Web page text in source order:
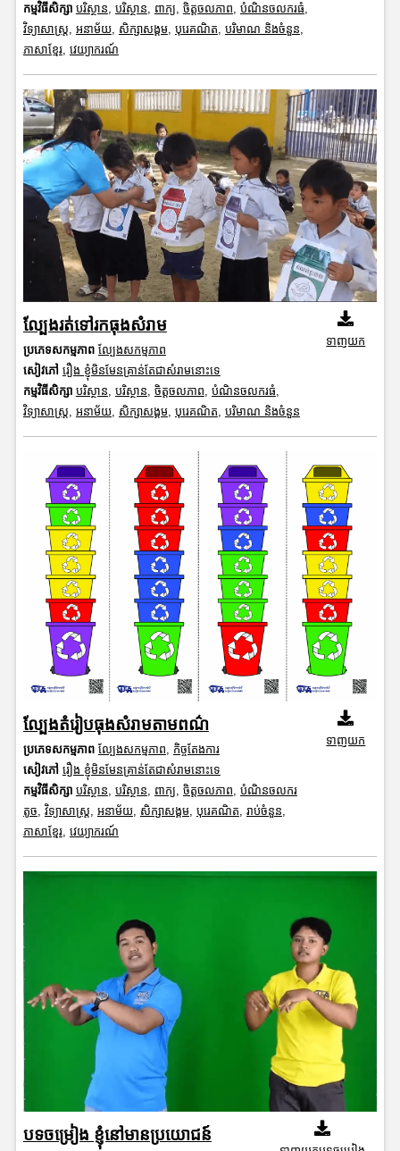
កម្មវិធីសិក្សា បរិស្ថាន, បរិស្ថាន, ពាក្យ, ចិត្តចលភាព, បំណិនចលករធំ,
វិទ្យាសាស្រ្ត, អនាម័យ, សិក្សាសង្គម, បុរេគណិត, បរិមាណ និងចំនួន,
ភាសាខ្មែរ, វេយ្យាករណ៍
ល្បែងរត់ទៅរកធុងសំរាម
ប្រភេទសកម្មភាព ល្បែងសកម្មភាព
សៀវភៅ រឿង ខ្ញុំមិនមែនគ្រាន់តែជាសំរាមនោះទេ
កម្មវិធីសិក្សា បរិស្ថាន, បរិស្ថាន, ចិត្តចលភាព, បំណិនចលករធំ,
វិទ្យាសាស្រ្ត, អនាម័យ, សិក្សាសង្គម, បុរេគណិត, បរិមាណ និងចំនួន
ទាញយក
ល្បែងតំរៀបធុងសំរាមតាមពណ៌
ប្រភេទសកម្មភាព ល្បែងសកម្មភាព, កិច្ចតែងការ
សៀវភៅ រឿង ខ្ញុំមិនមែនគ្រាន់តែជាសំរាមនោះទេ
កម្មវិធីសិក្សា បរិស្ថាន, បរិស្ថាន, ពាក្យ, ចិត្តចលភាព, បំណិនចលករ
តូច, វិទ្យាសាស្រ្ត, អនាម័យ, សិក្សាសង្គម, បុរេគណិត, រាប់ចំនួន,
ភាសាខ្មែរ, វេយ្យាករណ៍
ទាញយក
បទចម្រៀង ខ្ញុំនៅមានប្រយោជន៍